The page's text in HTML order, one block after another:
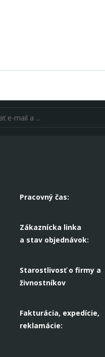
Pracovný čas:
Zákaznícka linka
a stav objednávok:
Starostlivosť o firmy a
živnostníkov
Fakturácia, expedície,
reklamácie: